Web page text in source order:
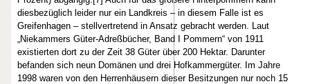
diesbezüglich leider nur ein Landkreis – in diesem Falle ist es
Greifenhagen – stellvertretend in Ansatz gebracht werden. Laut
„Niekammers Güter-Adreßbücher, Band I Pommern“ von 1911
existierten dort zu der Zeit 38 Güter über 200 Hektar. Darunter
befanden sich neun Domänen und drei Hofkammergüter. Im Jahre
1998 waren von den Herrenhäusern dieser Besitzungen nur noch 15